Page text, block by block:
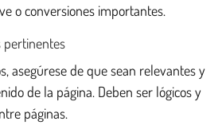
o conversiones importantes.
pertinentes
asegúrese de que sean relevantes y
de la página. Deben ser lógicos y
páginas.